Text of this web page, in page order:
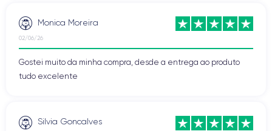
Monica Moreira
02/06/26
Gostei muito da minha compra, desde a entrega ao produto
tudo excelente
Silvia Goncalves